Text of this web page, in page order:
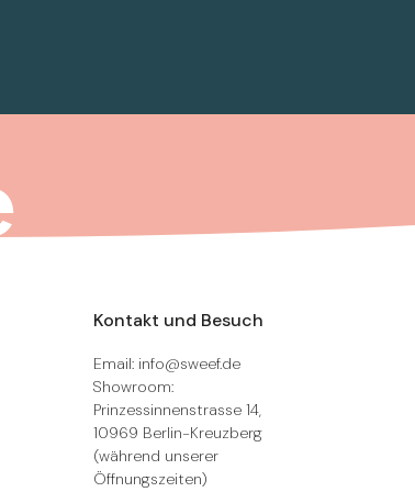
Kontakt und Besuch
Email: info@sweef.de
Showroom:
Prinzessinnenstrasse 14,
10969 Berlin-Kreuzberg
(während unserer
Öffnungszeiten)